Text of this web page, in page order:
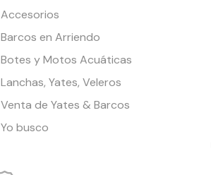
Accesorios
Barcos en Arriendo
Botes y Motos Acuáticas
Lanchas, Yates, Veleros
Venta de Yates & Barcos
Yo busco